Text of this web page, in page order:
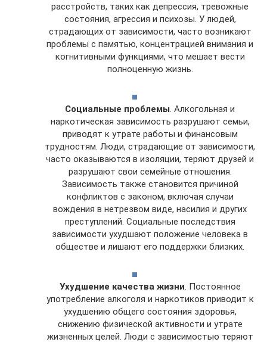
расстройств, таких как депрессия, тревожные
состояния, агрессия и психозы. У людей,
страдающих от зависимости, часто возникают
проблемы с памятью, концентрацией внимания и
когнитивными функциями, что мешает вести
полноценную жизнь.
Социальные проблемы . Алкогольная и
наркотическая зависимость разрушают семьи,
приводят к утрате работы и финансовым
трудностям. Люди, страдающие от зависимости,
часто оказываются в изоляции, теряют друзей и
разрушают свои семейные отношения.
Зависимость также становится причиной
конфликтов с законом, включая случаи
вождения в нетрезвом виде, насилия и других
преступлений. Социальные последствия
зависимости ухудшают положение человека в
обществе и лишают его поддержки близких.
Ухудшение качества жизни . Постоянное
употребление алкоголя и наркотиков приводит к
ухудшению общего состояния здоровья,
снижению физической активности и утрате
жизненных целей. Люди с зависимостью теряют